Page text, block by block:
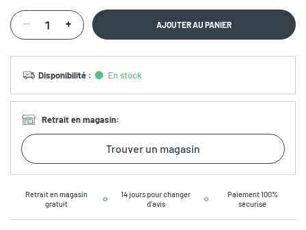
AJOUTER AU PANIER
Disponibilité : En stock
Retrait en magasin:
Trouver un magasin
Retrait en magasin
gratuit
14 jours pour changer
d’avis
Paiement 100%
sécurisé